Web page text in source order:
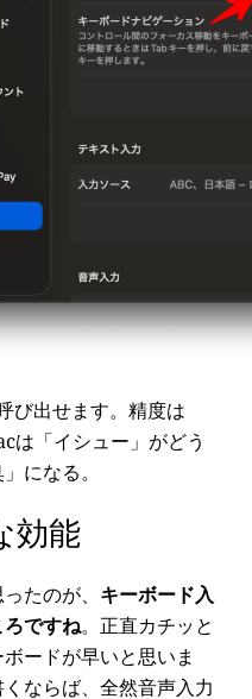
出せます。精度は
「イシュー」がどう
になる。
効能
たのが、 キーボード入
ですね。正直カチッと
ードが早いと思いま
ならば、全然音声入力